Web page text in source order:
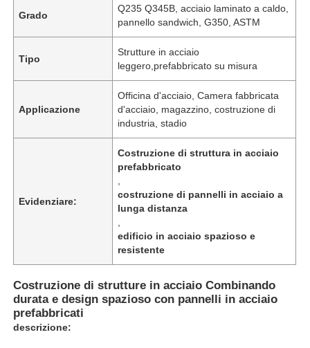
Grado
Q235 Q345B, acciaio laminato a caldo,
pannello sandwich, G350, ASTM
Tipo
Strutture in acciaio
leggero,prefabbricato su misura
Applicazione
Officina d'acciaio, Camera fabbricata
d'acciaio, magazzino, costruzione di
industria, stadio
Evidenziare:
Costruzione di struttura in acciaio
prefabbricato
costruzione di pannelli in acciaio a
lunga distanza
edificio in acciaio spazioso e
resistente
Costruzione di strutture in acciaio Combinando
durata e design spazioso con pannelli in acciaio
prefabbricati
descrizione: